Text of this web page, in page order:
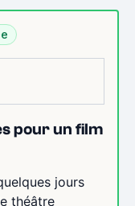
pour un film
jours
théâtre